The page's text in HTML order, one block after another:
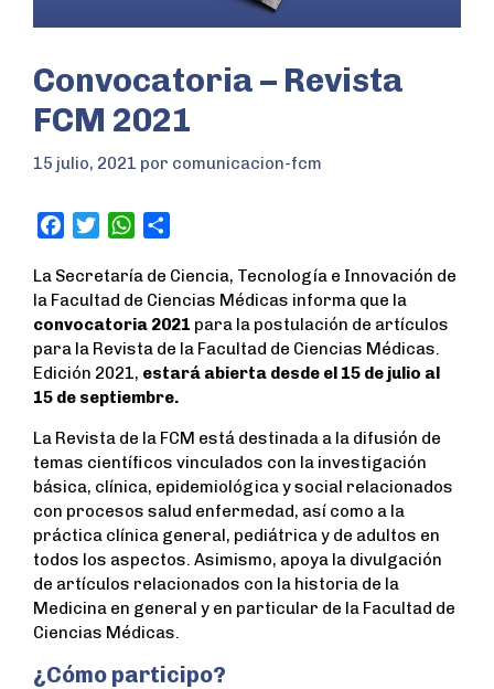
Convocatoria – Revista
FCM 2021
15 julio, 2021 por comunicacion-fcm
c
e
b
o
o
k
i
t
t
e
r
W
a
t
s
A
p
p
a
r
e
La Secretaría de Ciencia, Tecnología e Innovación de
la Facultad de Ciencias Médicas informa que la
convocatoria 2021 para la postulación de artículos
para la Revista de la Facultad de Ciencias Médicas.
Edición 2021, estará abierta desde el 15 de julio al
15 de septiembre.
La Revista de la FCM está destinada a la difusión de
temas científicos vinculados con la investigación
básica, clínica, epidemiológica y social relacionados
con procesos salud enfermedad, así como a la
práctica clínica general, pediátrica y de adultos en
todos los aspectos. Asimismo, apoya la divulgación
de artículos relacionados con la historia de la
Medicina en general y en particular de la Facultad de
Ciencias Médicas.
¿Cómo participo?